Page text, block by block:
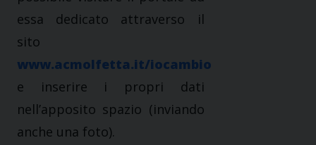
essa dedicato attraverso il
sito
www.acmolfetta.it/iocambio
e inserire i propri dati
nell’apposito spazio (inviando
anche una foto).